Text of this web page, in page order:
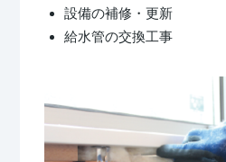
設備の補修・更新
給水管の交換工事